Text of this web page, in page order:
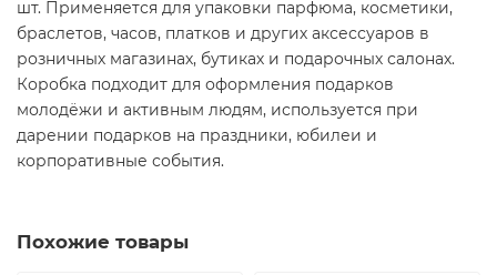
шт. Применяется для упаковки парфюма, косметики,
браслетов, часов, платков и других аксессуаров в
розничных магазинах, бутиках и подарочных салонах.
Коробка подходит для оформления подарков
молодёжи и активным людям, используется при
дарении подарков на праздники, юбилеи и
корпоративные события.
Похожие товары